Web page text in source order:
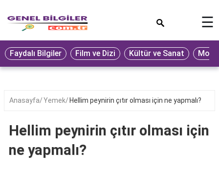
Eğitim
Ekonomi
Seyahat
Oyun
Yaşam
☰
Faydalı Bilgiler Film ve Dizi Kültür ve Sanat
Anasayfa Yemek Hellim peynirin çıtır olması için ne yapmalı?
Hellim peynirin çıtır olması için
ne yapmalı?